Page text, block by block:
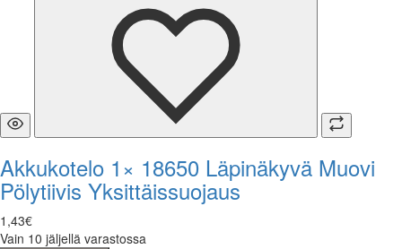
Akkukotelo 1× 18650 Läpinäkyvä Muovi
Pölytiivis Yksittäissuojaus
1 ,43€
Vain 10 jäljellä varastossa